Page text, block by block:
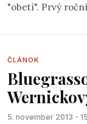
"obetí". Prvý
organizátorov -
ČLÁNOK
5. november 2013 -